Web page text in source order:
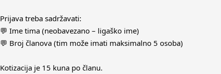
Prijava treba sadržavati:
💬 Ime tima (neobavezano – ligaško ime)
💬 Broj članova (tim može imati maksimalno 5 osoba)
Kotizacija je 15 kuna po članu.